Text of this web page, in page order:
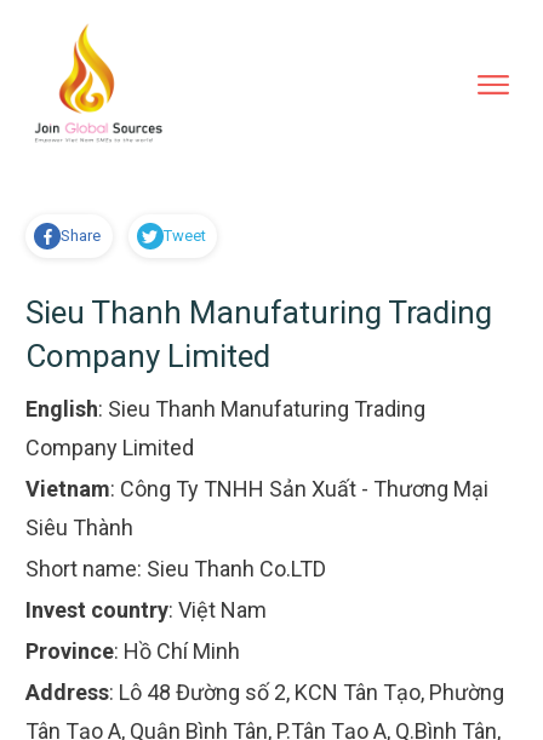
Share Tweet
Sieu Thanh Manufaturing Trading
Company Limited
English: Sieu Thanh Manufaturing Trading
Company Limited
Vietnam: Công Ty TNHH Sản Xuất - Thương Mại
Siêu Thành
Short name: Sieu Thanh Co.LTD
Invest country: Việt Nam
Province: Hồ Chí Minh
Address: Lô 48 Đường số 2, KCN Tân Tạo, Phường
Tân Tạo A, Quận Bình Tân, P.Tân Tạo A, Q.Bình Tân,